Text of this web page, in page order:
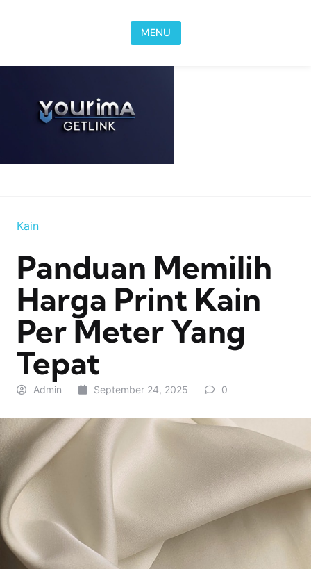
MENU
Kain
Panduan Memilih
Harga Print Kain
Per Meter Yang
Tepat
Admin September 24, 2025 0